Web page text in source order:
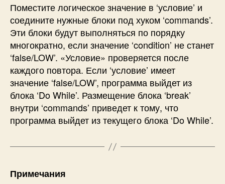
Поместите логическое значение в ‘условие’ и
соедините нужные блоки под хуком ‘commands’.
Эти блоки будут выполняться по порядку
многократно, если значение ‘condition’ не станет
‘false/LOW’. «Условие» проверяется после
каждого повтора. Если ‘условие’ имеет
значение ‘false/LOW’, программа выйдет из
блока ‘Do While’. Размещение блока ‘break’
внутри ‘commands’ приведет к тому, что
программа выйдет из текущего блока ‘Do While’.
Примечания